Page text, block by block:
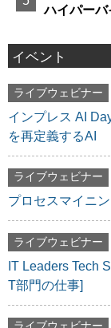
ハイパーバ
イベント
ライブウェビナー
インプレス AI
を再定義するAI
ライブウェビナー
プロセスマイニ
ライブウェビナー
IT Leaders Tech
T部門の仕事]